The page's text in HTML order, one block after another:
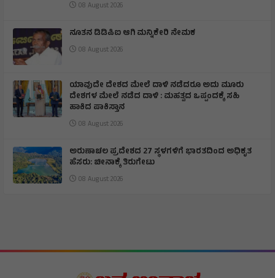
08 August 2026
ನೂತನ ಡಿಡಿಪಿಐ ಆಗಿ ಮನ್ನಿಕೇರಿ ನೇಮಕ
08 August 2026
ಯಾವುದೇ ದೇಶದ ಮೇಲೆ ದಾಳಿ ನಡೆದರೂ ಅದು ಮೂರು
ದೇಶಗಳ ಮೇಲೆ ನಡೆದ ದಾಳಿ : ಮಹತ್ವದ ಒಪ್ಪಂದಕ್ಕೆ ಸಹಿ
ಹಾಕಿದ ಪಾಕಿಸ್ತಾನ
08 August 2026
ಅರುಣಾಚಲ ಪ್ರದೇಶದ 27 ಸ್ಥಳಗಳಿಗೆ ಭಾರತದಿಂದ ಅಧಿಕೃತ
ಹೆಸರು: ಚೀನಾಕ್ಕೆ ತಿರುಗೇಟು
08 August 2026